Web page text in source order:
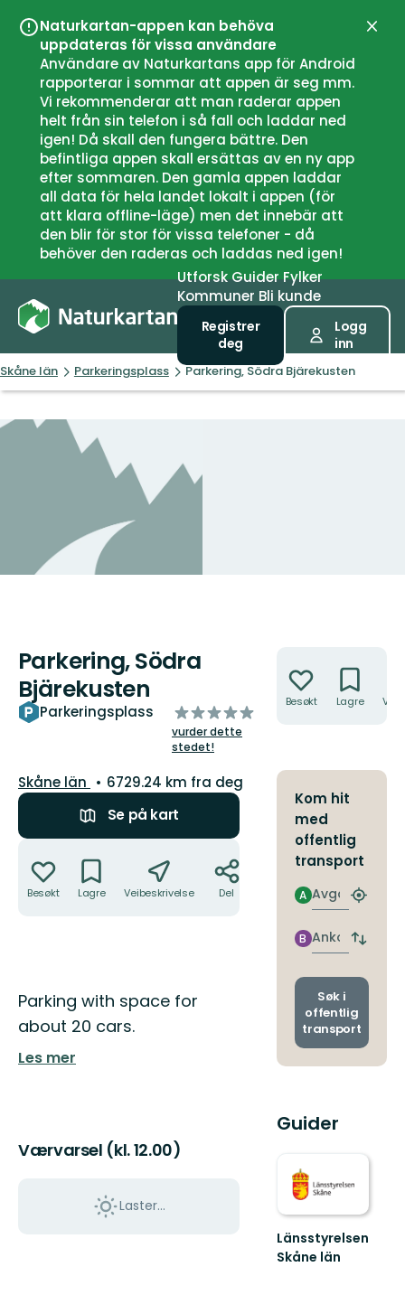
Naturkartan-appen kan behöva
uppdateras för vissa användare
Användare av Naturkartans app för Android
rapporterar i sommar att appen är seg mm.
Vi rekommenderar att man raderar appen
helt från sin telefon i så fall och laddar ned
igen! Då skall den fungera bättre. Den
befintliga appen skall ersättas av en ny app
efter sommaren. Den gamla appen laddar
all data för hela landet lokalt i appen (för
att klara offline-läge) men det innebär att
den blir för stor för vissa telefoner - då
behöver den raderas och laddas ned igen!
Lukk
UtforskGuiderFylker
Kommuner Bli kunde
Registrer
deg
Logg
inn
Skåne län Parkeringsplass Parkering, Södra Bjärekusten
Parkering, Södra
Bjärekusten
Parkeringsplass
av
5
stjerner
vurder dette
stedet!
Fylke:
Skåne län
6729.24 km fra deg
Se på kart
Besøkt Lagre Veibeskrivelse Del
Beskrivelse
Parking with space for
about 20 cars.
Les mer
Værvarsel (kl. 12.00)
Laster…
Besøkt Lagre
Kom hit
med
offentlig
transport
Avgang
A
Finn
Ankomst
B
Bytt
og
Søk i
offentlig
transport
Guider
Länsstyrelsen
Skåne län